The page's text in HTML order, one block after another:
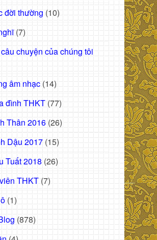
đời thường (10)
(7)
chuyện của chúng tôi
âm nhạc (14)
đình THKT (77)
Thân 2016 (26)
Dậu 2017 (15)
Tuất 2018 (26)
THKT (7)
(1)
(878)